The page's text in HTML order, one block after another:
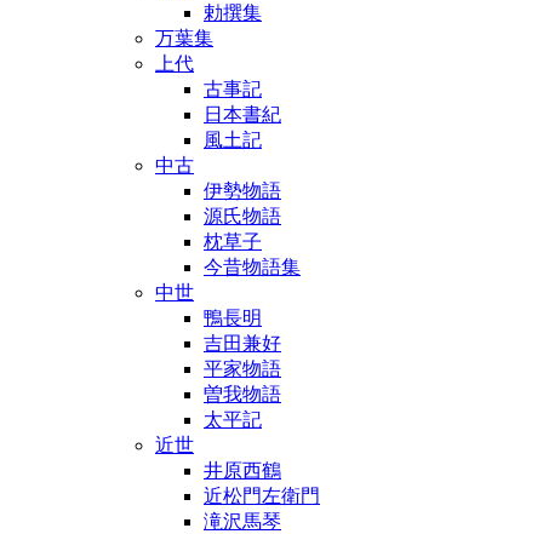
勅撰集
万葉集
上代
古事記
日本書紀
風土記
中古
伊勢物語
源氏物語
枕草子
今昔物語集
中世
鴨長明
吉田兼好
平家物語
曽我物語
太平記
近世
井原西鶴
近松門左衛門
滝沢馬琴